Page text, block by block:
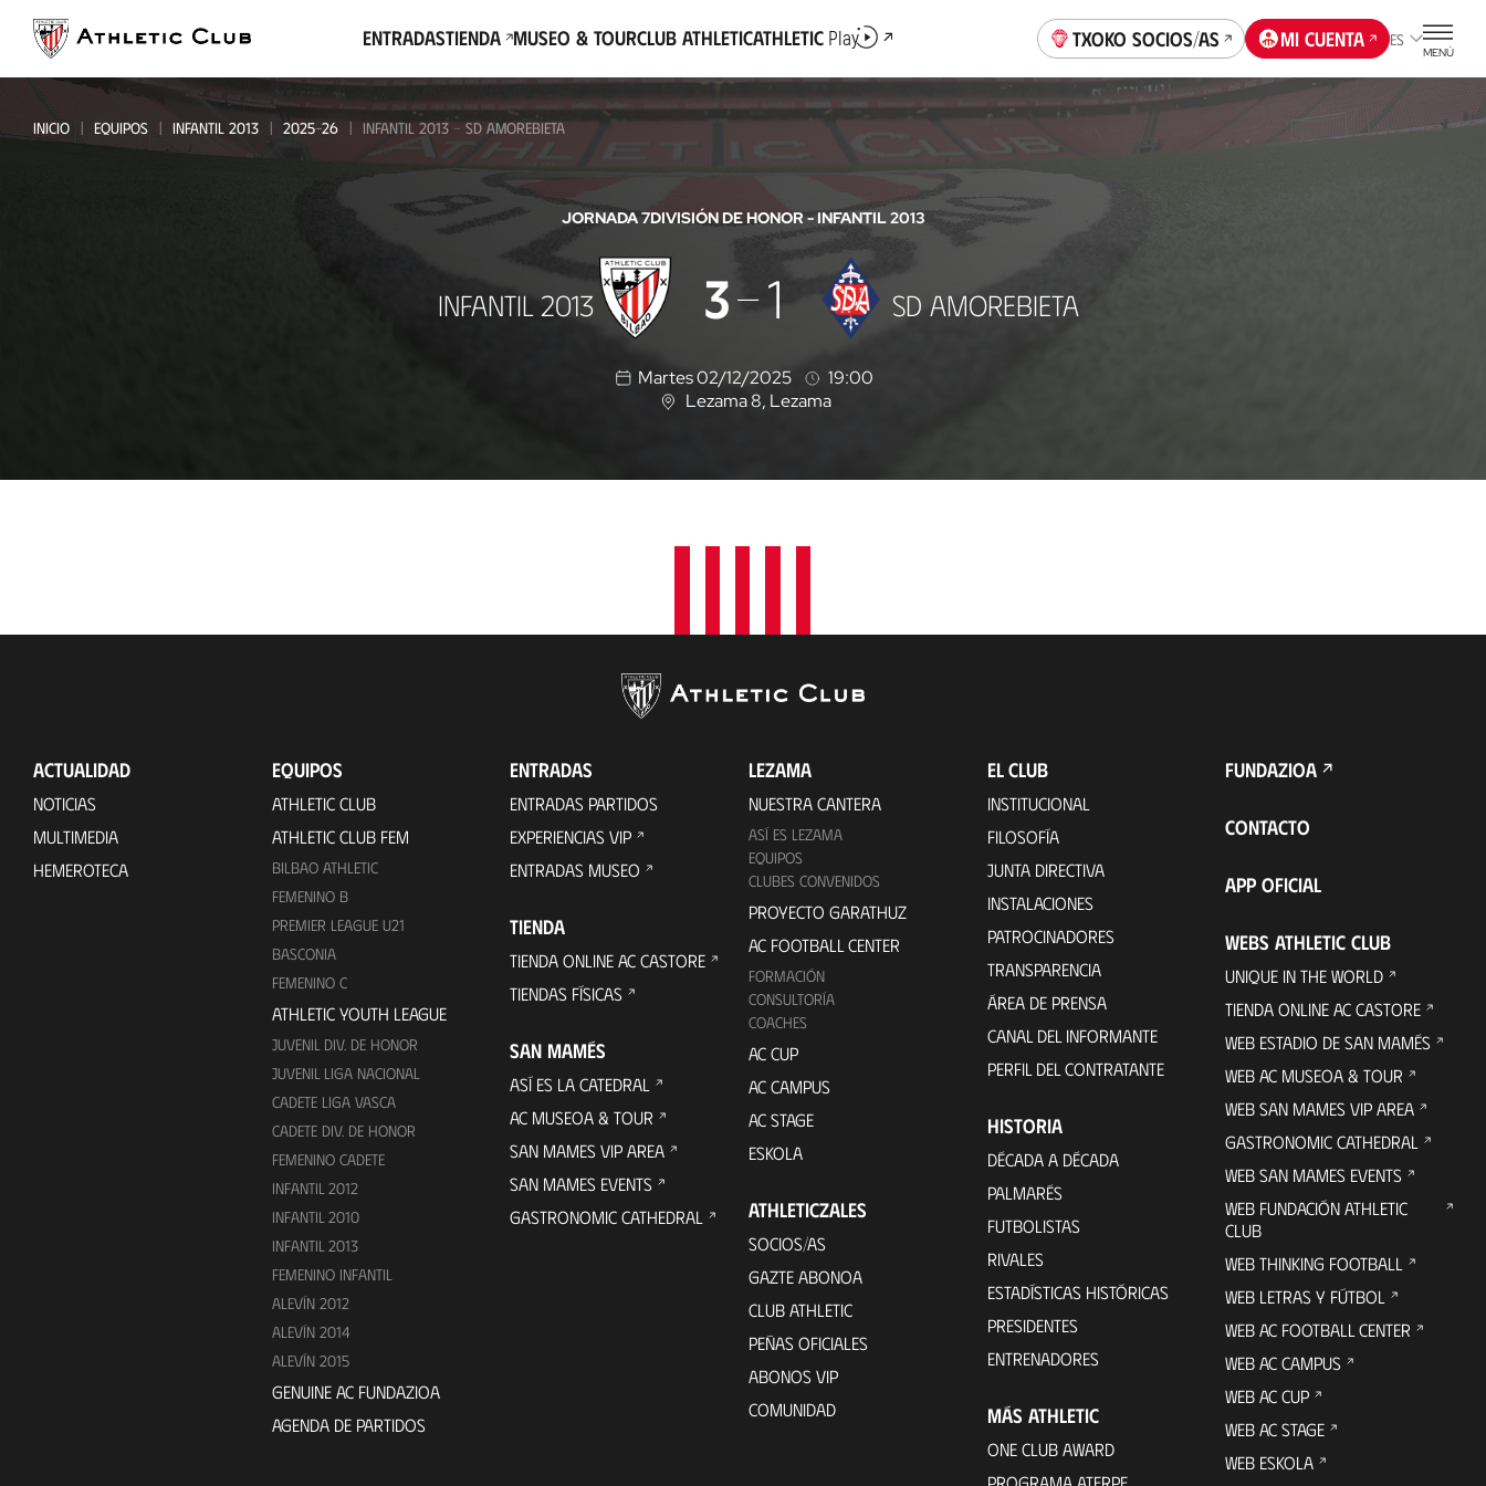
contenido
principal
EntradasTienda Museo & TourClub AthleticAthletic Play Txoko socios/as Mi cuenta ES
MENÚ
INICIO EQUIPOS INFANTIL 2013 2025-26 INFANTIL 2013 - SD AMOREBIETA
JORNADA 7DIVISIÓN DE HONOR - INFANTIL 2013
INFANTIL 2013 3 1 SD AMOREBIETA
Martes 02/12/2025
19:00
U
c
i
Lezama 8, Lezama
ACTUALIDAD
NOTICIAS
MULTIMEDIA
HEMEROTECA
EQUIPOS
ATHLETIC CLUB
ATHLETIC CLUB FEM
BILBAO ATHLETIC
FEMENINO B
PREMIER LEAGUE U21
BASCONIA
FEMENINO C
ATHLETIC YOUTH LEAGUE
JUVENIL DIV. DE HONOR
JUVENIL LIGA NACIONAL
CADETE LIGA VASCA
CADETE DIV. DE HONOR
FEMENINO CADETE
INFANTIL 2012
INFANTIL 2010
INFANTIL 2013
FEMENINO INFANTIL
ALEVÍN 2012
ALEVÍN 2014
ALEVÍN 2015
GENUINE AC FUNDAZIOA
AGENDA DE PARTIDOS
ENTRADAS
ENTRADAS PARTIDOS
EXPERIENCIAS VIP
ENTRADAS MUSEO
TIENDA
TIENDA ONLINE AC CASTORE
TIENDAS FÍSICAS
SAN MAMÉS
ASÍ ES LA CATEDRAL
AC MUSEOA & TOUR
SAN MAMES VIP AREA
SAN MAMES EVENTS
GASTRONOMIC CATHEDRAL
LEZAMA
NUESTRA CANTERA
ASÍ ES LEZAMA
EQUIPOS
CLUBES CONVENIDOS
PROYECTO GARATHUZ
AC FOOTBALL CENTER
FORMACIÓN
CONSULTORÍA
COACHES
AC CUP
AC CAMPUS
AC STAGE
ESKOLA
ATHLETICZALES
SOCIOS/AS
GAZTE ABONOA
CLUB ATHLETIC
PEÑAS OFICIALES
ABONOS VIP
COMUNIDAD
EL CLUB
INSTITUCIONAL
FILOSOFÍA
JUNTA DIRECTIVA
INSTALACIONES
PATROCINADORES
TRANSPARENCIA
ÁREA DE PRENSA
CANAL DEL INFORMANTE
PERFIL DEL CONTRATANTE
HISTORIA
DÉCADA A DÉCADA
PALMARÉS
FUTBOLISTAS
RIVALES
ESTADÍSTICAS HISTÓRICAS
PRESIDENTES
ENTRENADORES
MÁS ATHLETIC
ONE CLUB AWARD
FUNDAZIOA
CONTACTO
APP OFICIAL
WEBS ATHLETIC CLUB
UNIQUE IN THE WORLD
TIENDA ONLINE AC CASTORE
WEB ESTADIO DE SAN MAMÉS
WEB AC MUSEOA & TOUR
WEB SAN MAMES VIP AREA
GASTRONOMIC CATHEDRAL
WEB SAN MAMES EVENTS
WEB FUNDACIÓN ATHLETIC
CLUB
WEB THINKING FOOTBALL
WEB LETRAS Y FÚTBOL
WEB AC FOOTBALL CENTER
WEB AC CAMPUS
WEB AC CUP
WEB AC STAGE
WEB ESKOLA